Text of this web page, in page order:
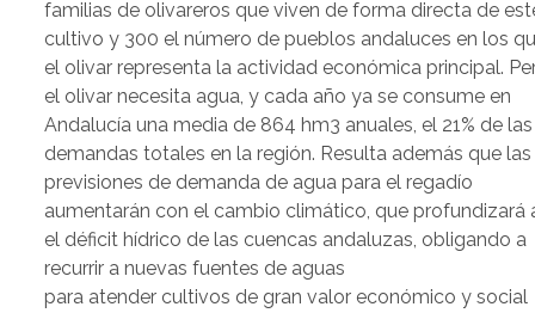
familias de olivareros que viven de forma directa de
cultivo y 300 el número de pueblos andaluces en los
el olivar representa la actividad económica principal.
el olivar necesita agua, y cada año ya se consume en
Andalucía una media de 864 hm3 anuales, el 21% de las
demandas totales en la región. Resulta además que las
previsiones de demanda de agua para el regadío
aumentarán con el cambio climático, que profundizará
el déficit hídrico de las cuencas andaluzas, obligando a
recurrir a nuevas fuentes de aguas
para atender cultivos de gran valor económico y social